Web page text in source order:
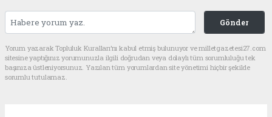
Gönder
Yorum yazarak Topluluk Kuralları’nı kabul etmiş bulunuyor ve milletgazetesi27.com
sitesine yaptığınız yorumunuzla ilgili doğrudan veya dolaylı tüm sorumluluğu tek
başınıza üstleniyorsunuz. Yazılan tüm yorumlardan site yönetimi hiçbir şekilde
sorumlu tutulamaz.